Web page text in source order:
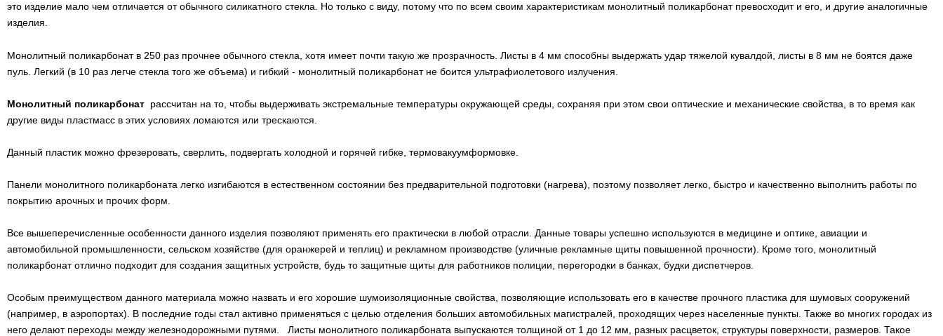
это изделие мало чем отличается от обычного силикатного стекла. Но только с виду, потому что по всем своим характеристикам монолитный поликарбонат превосходит и его, и другие аналогичные
изделия.
Монолитный поликарбонат в 250 раз прочнее обычного стекла, хотя имеет почти такую же прозрачность. Листы в 4 мм способны выдержать удар тяжелой кувалдой, листы в 8 мм не боятся даже
пуль. Легкий (в 10 раз легче стекла того же объема) и гибкий - монолитный поликарбонат не боится ультрафиолетового излучения.
Монолитный поликарбонат рассчитан на то, чтобы выдерживать экстремальные температуры окружающей среды, сохраняя при этом свои оптические и механические свойства, в то время как
другие виды пластмасс в этих условиях ломаются или трескаются.
Данный пластик можно фрезеровать, сверлить, подвергать холодной и горячей гибке, термовакуумформовке.
Панели монолитного поликарбоната легко изгибаются в естественном состоянии без предварительной подготовки (нагрева), поэтому позволяет легко, быстро и качественно выполнить работы по
покрытию арочных и прочих форм.
Все вышеперечисленные особенности данного изделия позволяют применять его практически в любой отрасли. Данные товары успешно используются в медицине и оптике, авиации и
автомобильной промышленности, сельском хозяйстве (для оранжерей и теплиц) и рекламном производстве (уличные рекламные щиты повышенной прочности). Кроме того, монолитный
поликарбонат отлично подходит для создания защитных устройств, будь то защитные щиты для работников полиции, перегородки в банках, будки диспетчеров.
Особым преимуществом данного материала можно назвать и его хорошие шумоизоляционные свойства, позволяющие использовать его в качестве прочного пластика для шумовых сооружений
(например, в аэропортах). В последние годы стал активно применяться с целью отделения больших автомобильных магистралей, проходящих через населенные пункты. Также во многих городах из
него делают переходы между железнодорожными путями. Листы монолитного поликарбоната выпускаются толщиной от 1 до 12 мм, разных расцветок, структуры поверхности, размеров. Такое